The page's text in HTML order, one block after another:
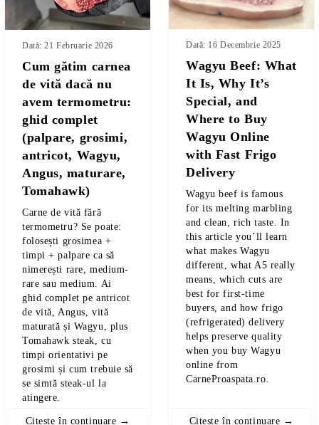
Cum gătim carnea
de vită dacă nu
avem termometru:
ghid complet
(palpare, grosimi,
antricot, Wagyu,
Angus, maturare,
Tomahawk)
Dată: 21 Februarie 2026
Carne de vită fără
termometru? Se poate:
folosești grosimea +
timpi + palpare ca să
nimerești rare, medium-
rare sau medium. Ai
ghid complet pe antricot
de vită, Angus, vită
maturată și Wagyu, plus
Tomahawk steak, cu
timpi orientativi pe
grosimi și cum trebuie să
se simtă steak-ul la
atingere.
Citește în continuare →
Wagyu Beef: What
It Is, Why It’s
Special, and
Where to Buy
Wagyu Online
with Fast Frigo
Delivery
Dată: 16 Decembrie 2025
Wagyu beef is famous
for its melting marbling
and clean, rich taste.
In
this article you’ll learn
what makes Wagyu
different, what A5 really
means, which cuts are
best for first-time
buyers, and how frigo
(refrigerated) delivery
helps preserve quality
when you buy Wagyu
online from
CarneProaspata.ro.
Citește în continuare →